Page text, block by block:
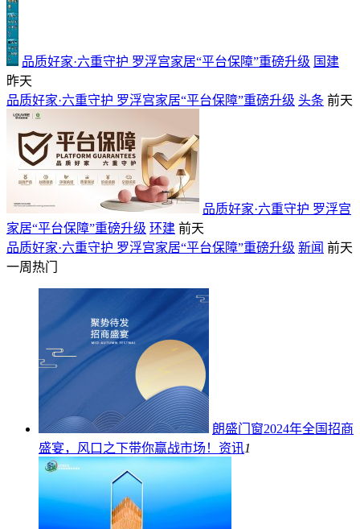
品质好家·六重守护 罗浮宫家居“平台保障”重磅升级 国建
昨天
品质好家·六重守护 罗浮宫家居“平台保障”重磅升级 头条 前天
品质好家·六重守护 罗浮宫
家居“平台保障”重磅升级 环建 前天
品质好家·六重守护 罗浮宫家居“平台保障”重磅升级 新闻 前天
一周热门
朗盛门窗2024年全国招商
盛宴，风口之下带你赢战市场！ 资讯1